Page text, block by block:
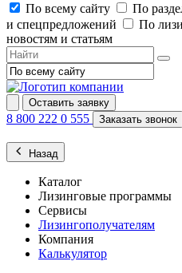
По всему сайту
По
и спецпредложений
По
новостям и статьям
Оставить заявку
8 800 222 0 555 Заказать звонок
Назад
Каталог
Лизинговые программы
Сервисы
Лизингополучателям
Компания
Калькулятор